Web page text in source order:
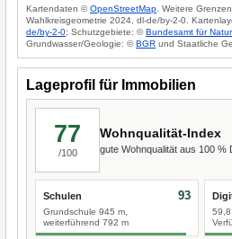
Kartendaten ©OpenStreetMap . Weitere
Wahlkreisgeometrie 2024, dl-de/by-2-0.
de/by-2-0; Schutzgebiete: ©Bundesamt für
Grundwasser/Geologie: ©BGR und Staatliche
Lageprofil für Immobilien
77
/100
Wohnqualität-Index
gute Wohnqualität aus 100 %
Schulen
Grundschule 945 m,
weiterführend 792 m
93